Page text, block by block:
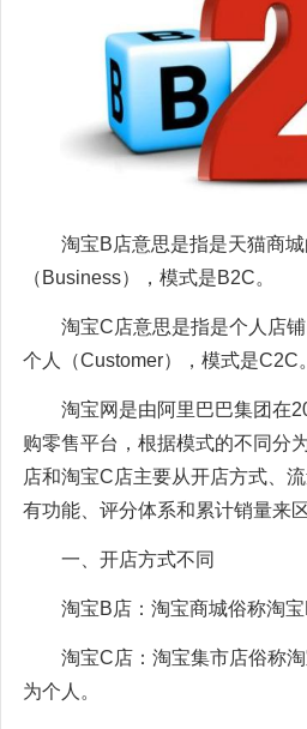
淘宝B店意思是指是天猫商
（Business），模式是B2C。
淘宝C店意思是指是个人店
个人（Customer），模式是C2C。
淘宝网是由阿里巴巴集团在
购零售平台，根据模式的不同分
店和淘宝C店主要从开店方式、
有功能、评分体系和累计销量来区
一、开店方式不同
淘宝B店：淘宝商城俗称淘宝
淘宝C店：淘宝集市店俗称
为个人。